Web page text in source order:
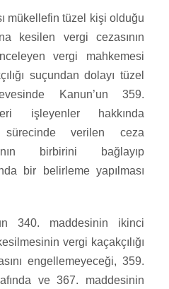
mükellefin tüzel kişi olduğu
kesilen vergi cezasının
vergi mahkemesi
suçundan dolayı tüzel
Kanun’un 359.
işleyenler hakkında
sürecinde verilen ceza
birbirini bağlayıp
bir belirleme yapılması
340. maddesinin ikinci
vergi kaçakçılığı
engellemeyeceği, 359.
ve 367. maddesinin